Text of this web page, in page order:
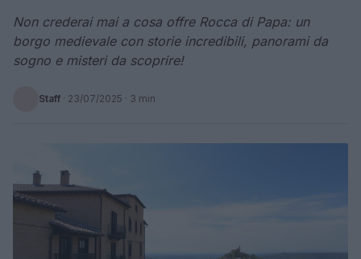
Non crederai mai a cosa offre Rocca di Papa: un
borgo medievale con storie incredibili, panorami da
sogno e misteri da scoprire!
Staff · 23/07/2025 · 3 min